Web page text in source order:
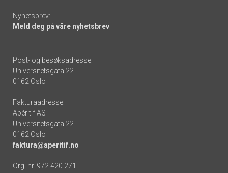
Nyhetsbrev:
Meld deg på våre nyhetsbrev
Post- og besøksadresse:
Universitetsgata 22
0162 Oslo
Fakturaadresse:
Apéritif AS
Universitetsgata 22
0162 Oslo
faktura@aperitif.no
Org. nr. 972 420 271